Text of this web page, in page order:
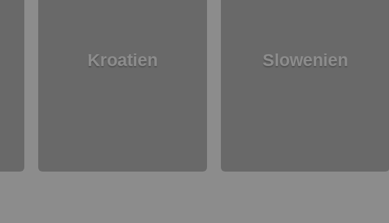
Kroatien Slowenien